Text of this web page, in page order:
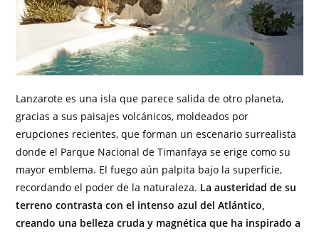
Lanzarote es una isla que parece salida de otro planeta,
gracias a sus paisajes volcánicos, moldeados por
erupciones recientes, que forman un escenario surrealista
donde el Parque Nacional de Timanfaya se erige como su
mayor emblema. El fuego aún palpita bajo la superficie,
recordando el poder de la naturaleza. La austeridad de su
terreno contrasta con el intenso azul del Atlántico,
creando una belleza cruda y magnética que ha inspirado a